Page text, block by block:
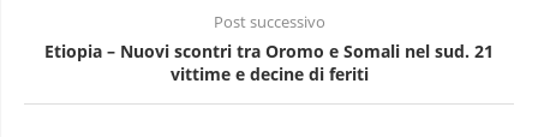
Post successivo
Etiopia – Nuovi scontri tra Oromo e Somali nel sud. 21
vittime e decine di feriti